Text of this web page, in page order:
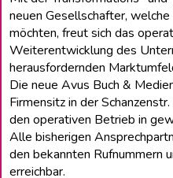
neuen Gesellschafter,
möchten, freut sich das
Weiterentwicklung des
herausfordernden
Die neue Avus Buch &
Firmensitz in der
den operativen Betrieb in
Alle bisherigen
den bekannten Rufnummern
erreichbar.